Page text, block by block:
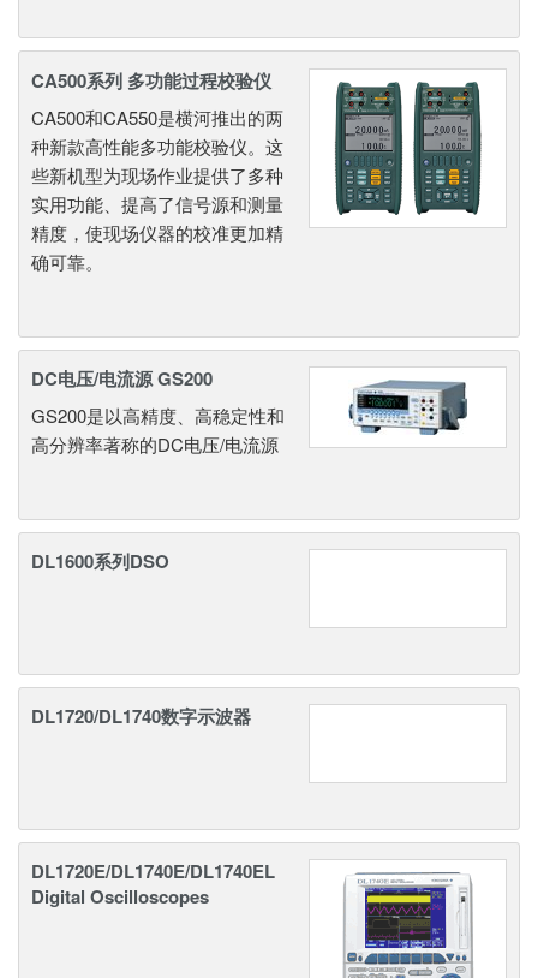
CA500系列 多功能过程校验仪
CA500和CA550是横河推出的两
种新款高性能多功能校验仪。这
些新机型为现场作业提供了多种
实用功能、提高了信号源和测量
精度，使现场仪器的校准更加精
确可靠。
DC电压/电流源 GS200
GS200是以高精度、高稳定性和
高分辨率著称的DC电压/电流源
DL1600系列DSO
DL1720/DL1740数字示波器
DL1720E/DL1740E/DL1740EL
Digital Oscilloscopes